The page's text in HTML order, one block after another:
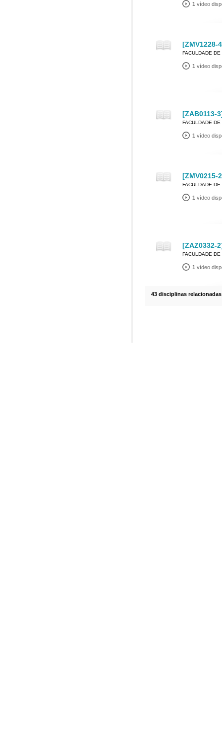
1 vídeo
[ZMV1228-
FACULDADE
1 vídeo
[ZAB0113-
FACULDADE
1 vídeo
[ZMV0215-
FACULDADE
1 vídeo
[ZAZ0332-
FACULDADE
1 vídeo
43 disciplinas